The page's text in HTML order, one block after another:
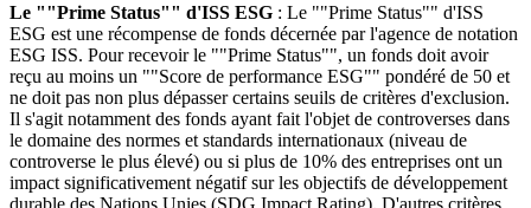
Le ""Prime Status"" d'ISS ESG : Le ""Prime Status"" d'ISS
ESG est une récompense de fonds décernée par l'agence de notation
ESG ISS. Pour recevoir le ""Prime Status"", un fonds doit avoir
reçu au moins un ""Score de performance ESG"" pondéré de 50 et
ne doit pas non plus dépasser certains seuils de critères d'exclusion.
Il s'agit notamment des fonds ayant fait l'objet de controverses dans
le domaine des normes et standards internationaux (niveau de
controverse le plus élevé) ou si plus de 10% des entreprises ont un
impact significativement négatif sur les objectifs de développement
durable des Nations Unies (SDG Impact Rating). D'autres critères